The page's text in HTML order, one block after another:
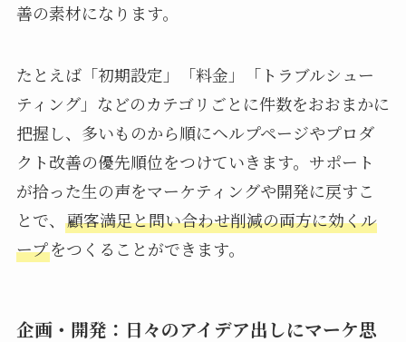
善の素材になります。
たとえば「初期設定」「料金」「トラブルシュー
ティング」などのカテゴリごとに件数をおおまかに
把握し、多いものから順にヘルプページやプロダ
クト改善の優先順位をつけていきます。サポート
が拾った生の声をマーケティングや開発に戻すこ
とで、 顧客満足と問い合わせ削減の両方に効くル
ープをつくることができます。
企画・開発：日々のアイデア出しにマーケ思